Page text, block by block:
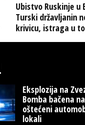
Ubistvo Ruskinje u
Turski državljanin
krivicu, istraga u
Eksplozija na
Bomba bačena
oštećeni
lokali